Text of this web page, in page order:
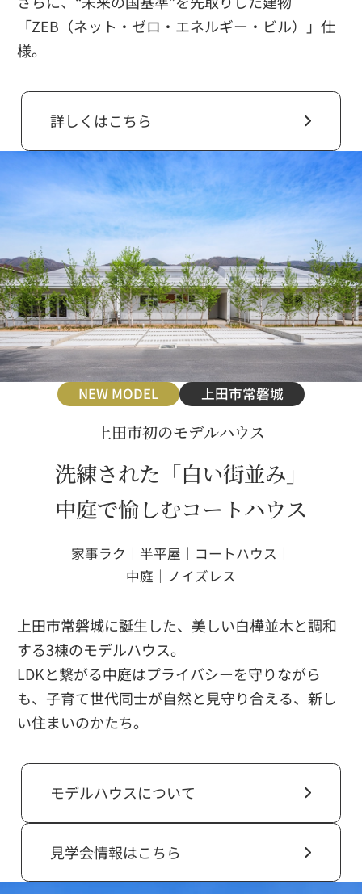
「ZEB（ネット・ゼロ・エネルギー・ビル）」仕
様。
詳しくはこちら
NEW MODEL 上田市常磐城
上田市初のモデルハウス
洗練された「白い街並み」
中庭で愉しむコートハウス
家事ラク｜半平屋｜コートハウス｜
中庭｜ノイズレス
上田市常磐城に誕生した、美しい白樺並木と調和
する3棟のモデルハウス。
LDKと繋がる中庭はプライバシーを守りながら
も、子育て世代同士が自然と見守り合える、新し
い住まいのかたち。
モデルハウスについて
見学会情報はこちら